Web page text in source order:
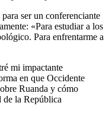
ser un conferenciante
«Para estudiar a los
Para enfrentarme a
mi impactante
en que Occidente
Ruanda y cómo
de la República